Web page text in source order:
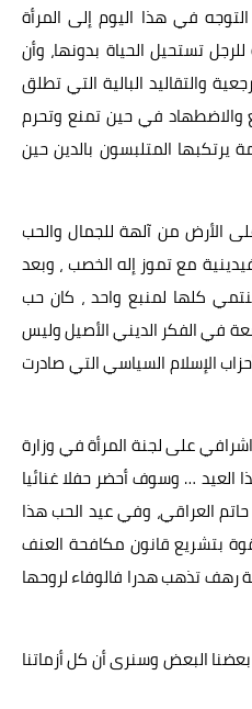
في هذا اليوم إلى المرأة
تستحيل الحياة بدونها، وأن
والتقاليد البالية التي تطلق
والاضطهاد في حين تمنع وتحرم
يرتكبها المتلبسون بالدين حين
الأرض من آلهة للجمال والحب
مع تموز إله الخصب ، وبعد
كلها لمنبع واحد ، كان حب
في الفكر الديني الأصيل وليس
الإسلام السياسي التي صادرت
على لجنة المرأة في وزارة
العيد … وسوف أحضر حفلا غنائيا
العراقي، وفي عيد الحب هذا
بتشريع قانون مكافحة العنف
رهف تذهب هدرا فالوفاء لروحها
البعض وسنرى أن كل أزماتنا